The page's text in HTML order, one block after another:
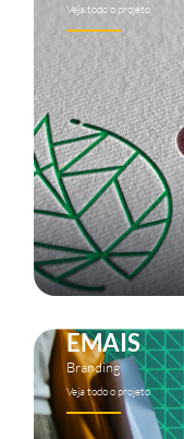
Veja todo o projeto
EMAIS
Branding
Veja todo o projeto